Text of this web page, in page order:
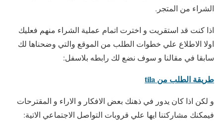
الشراء من المتجر.
اذا كنت قد استقريت و اخترت اتمام عملية الشراء منهم فعليك
اولا الاطلاع علي خطوات الطلب من الموقع والتي وضحناها لك
سابقا في مقالنا و سوف نضع لك رابطه بلاسفل:
طريقة الطلب من tila
و لكن اذا كان يدور في ذهنك بعض الافكار و الاراء و المقترحات
فيمكنك مشاركتنا ايها علي قروبات التواصل الاجتماعي الاتية: